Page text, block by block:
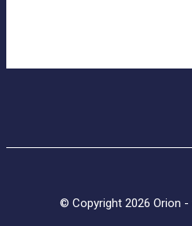
© Copyright 2026 Orion